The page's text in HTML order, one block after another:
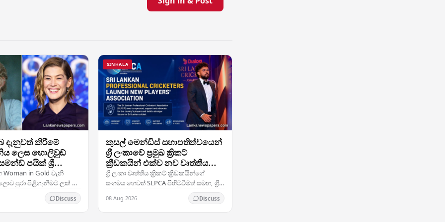
දැනුවත් කිරීමේ
ලෙස හොලිවුඩ්
පයික් ශ්‍රී
Woman in Gold වැනි
පුරා පිළිගැනීමට ලක් වූ
රංගන ශිල්පිනී
භූමි බෝම්බ ඉවත් කිරීමට
Discuss
SINHALA
කුසල් මෙන්ඩිස් සභාපතිත්වයෙන්
ශ්‍රී ලංකාවේ ප්‍රමුඛ ක්‍රිකට්
ක්‍රීඩකයින් එක්ව නව වෘත්තීය
සංගමයක් පිහිටුවයි
ශ්‍රී ලංකා වෘත්තීය ක්‍රිකට් ක්‍රීඩකයින්ගේ
සංගමය හෙවත් SLPCA පිහිටුවීමත් සමඟ, ශ්‍රී
ලංකාවේ වෘත්තීය ක්‍රිකට් ප්‍රජාව වඩාත් සශ්‍රීක
නියෝජනයක් සහ සාමූහික සාකච්ඡා…
08 Aug 2026 Discuss